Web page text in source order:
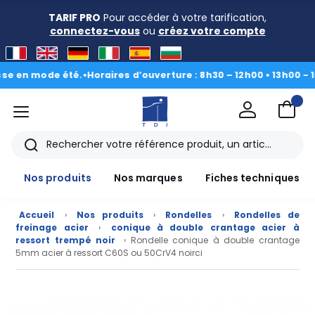
TARIF PRO Pour accéder à votre tarification,
connectez-vousou créez votre compte
mode été.•Horaires d’ouverture : 8h30 – 12h00 • 13h00 - 16h30 |
menu
Rechercher
Nos produits
Nos marques Fiches techniques
Accueil › Nos produits › Rondelles ›
Rondelles de
freinage acier
›
conique à double crantage acier à
ressort trempé noir
› Rondelle conique à double crantage
5mm acier à ressort C60S ou 50CrV4 noirci